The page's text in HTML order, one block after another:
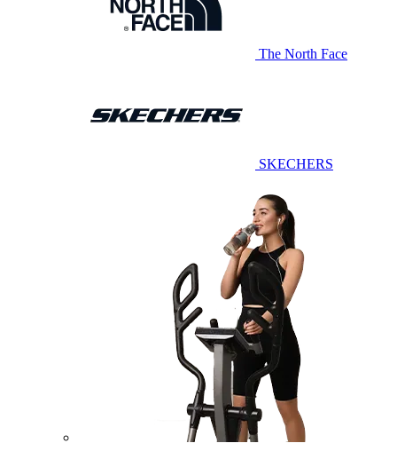
The North Face
SKECHERS